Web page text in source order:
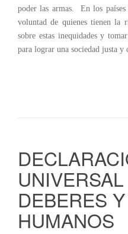
poder las armas. En los
voluntad de quienes tienen la
sobre estas inequidades y
para lograr una sociedad justa
DEBERES
HUMANOS